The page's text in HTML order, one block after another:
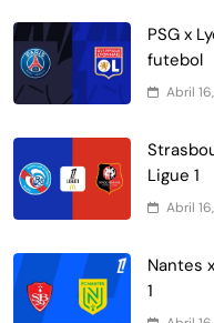
PSG x
futebol
Abril
Ligue 1
Abril
Nantes
1